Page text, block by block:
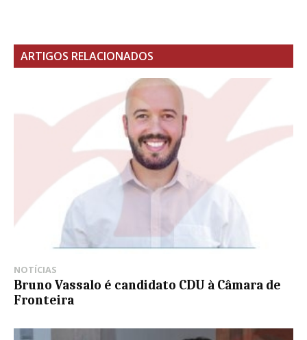
ARTIGOS RELACIONADOS
NOTÍCIAS
Bruno Vassalo é candidato CDU à Câmara de
Fronteira